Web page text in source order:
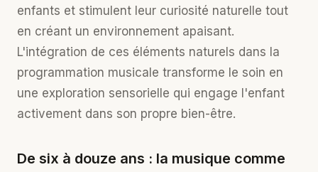
enfants et stimulent leur curiosité naturelle tout
en créant un environnement apaisant.
L'intégration de ces éléments naturels dans la
programmation musicale transforme le soin en
une exploration sensorielle qui engage l'enfant
activement dans son propre bien-être.
De six à douze ans : la musique comme